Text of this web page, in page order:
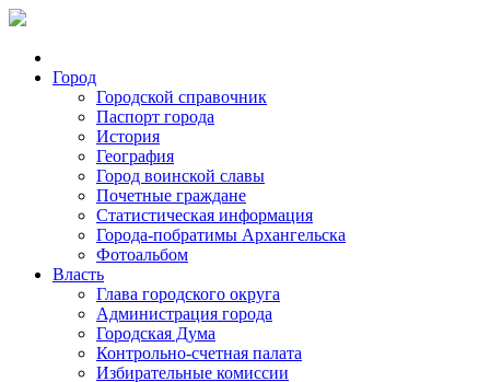
Город
Городской справочник
Паспорт города
История
География
Город воинской славы
Почетные граждане
Статистическая информация
Города-побратимы Архангельска
Фотоальбом
Власть
Глава городского округа
Администрация города
Городская Дума
Контрольно-счетная палата
Избирательные комиссии